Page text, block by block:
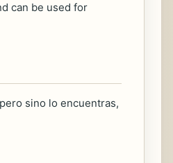
can be used for
sino lo encuentras,